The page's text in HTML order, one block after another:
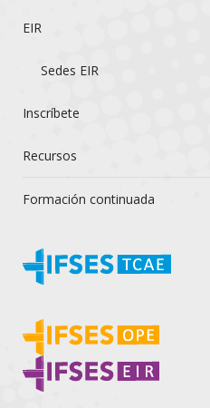
EIR
Sedes EIR
Inscríbete
Recursos
Formación continuada